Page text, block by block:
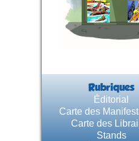
Rubriques
Éditorial
Carte des
Carte des
Stands